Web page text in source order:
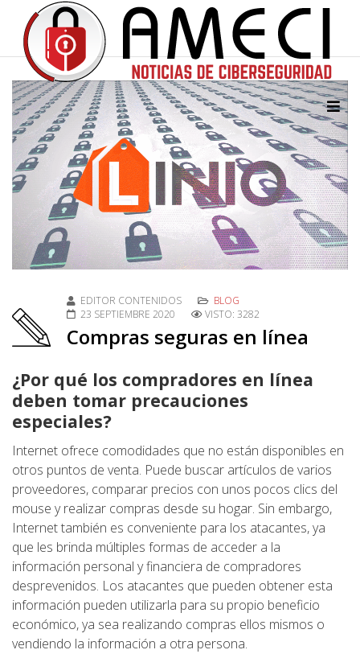
EDITOR CONTENIDOS
BLOG
23 SEPTIEMBRE 2020
VISTO: 3282
Compras seguras en línea
¿Por qué los compradores en línea
deben tomar precauciones
especiales?
Internet ofrece comodidades que no están disponibles en
otros puntos de venta. Puede buscar artículos de varios
proveedores, comparar precios con unos pocos clics del
mouse y realizar compras desde su hogar. Sin embargo,
Internet también es conveniente para los atacantes, ya
que les brinda múltiples formas de acceder a la
información personal y financiera de compradores
desprevenidos. Los atacantes que pueden obtener esta
información pueden utilizarla para su propio beneficio
económico, ya sea realizando compras ellos mismos o
vendiendo la información a otra persona.